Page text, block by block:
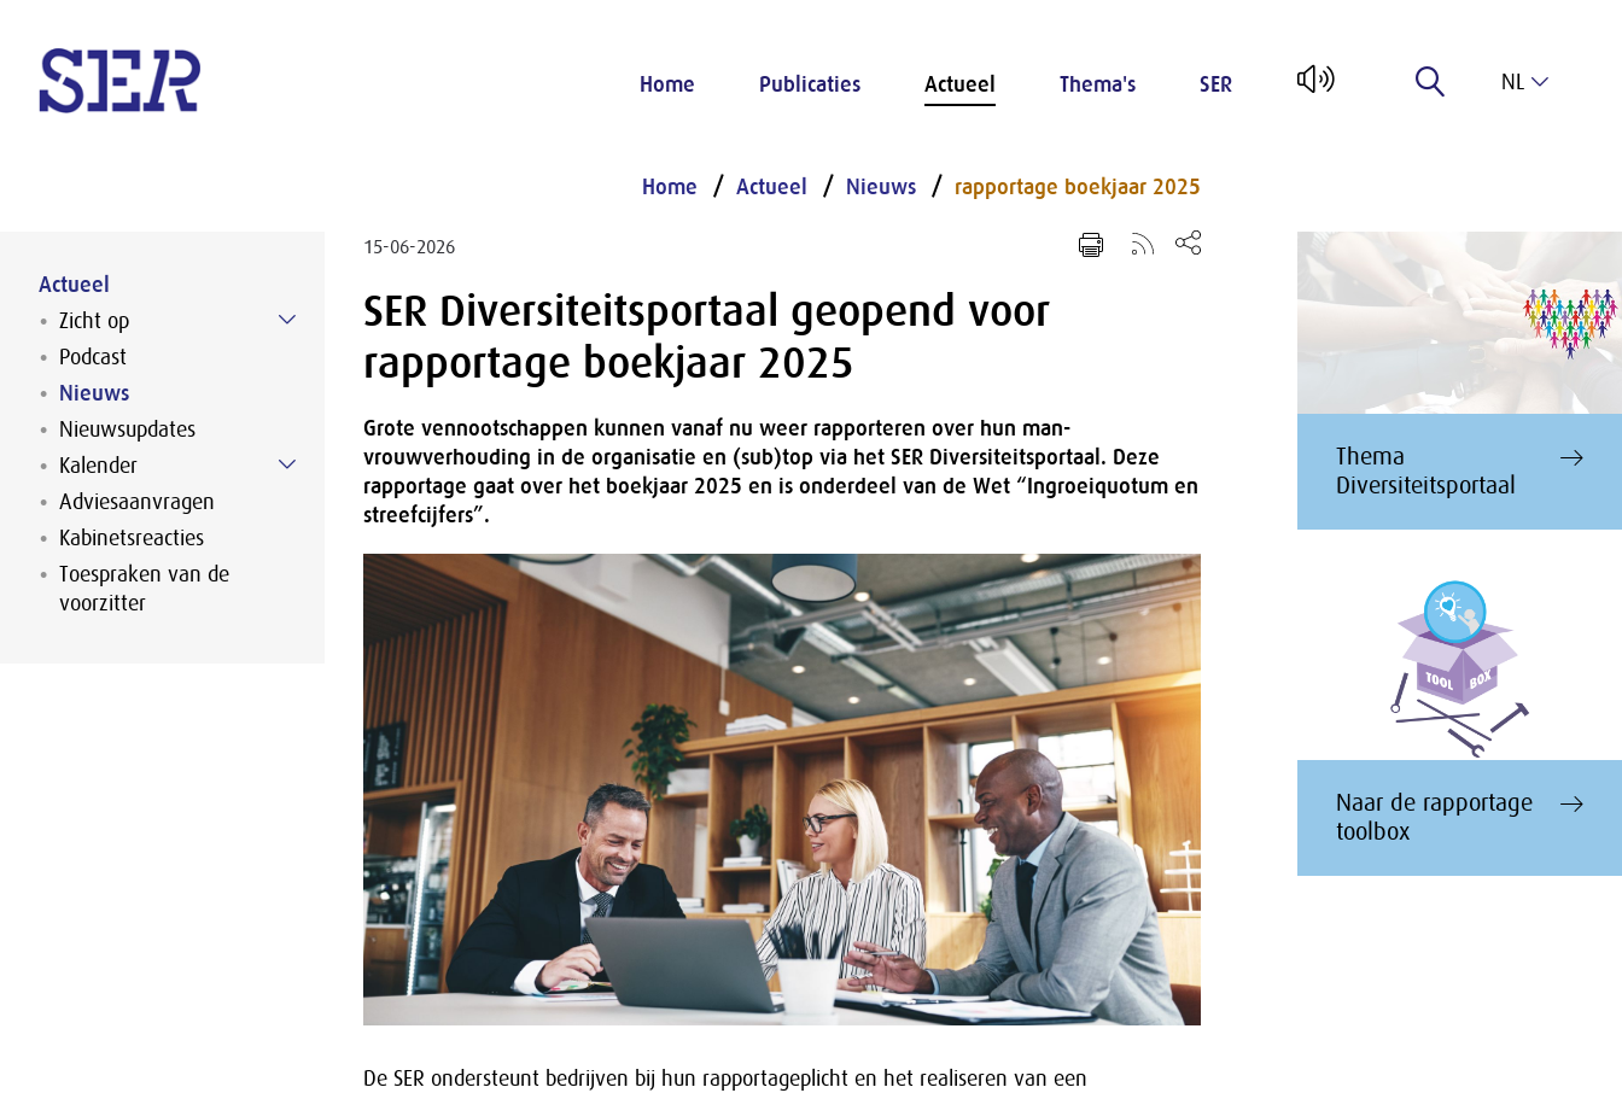
Home Publicaties Actueel Thema's SER NL
Actueel
Zicht op
Podcast
Nieuws
Nieuwsupdates
Kalender
Adviesaanvragen
Kabinetsreacties
Toespraken van de
voorzitter
Home Actueel Nieuws rapportage boekjaar 2025
15-06-2026
SER Diversiteitsportaal geopend voor
rapportage boekjaar 2025
Grote vennootschappen kunnen vanaf nu weer rapporteren over hun man-
vrouwverhouding in de organisatie en (sub)top via het SER Diversiteitsportaal. Deze
rapportage gaat over het boekjaar 2025 en is onderdeel van de Wet “Ingroeiquotum en
streefcijfers”.
De SER ondersteunt bedrijven bij hun rapportageplicht en het realiseren van een
Thema
Diversiteitsportaal
Naar de rapportage
toolbox